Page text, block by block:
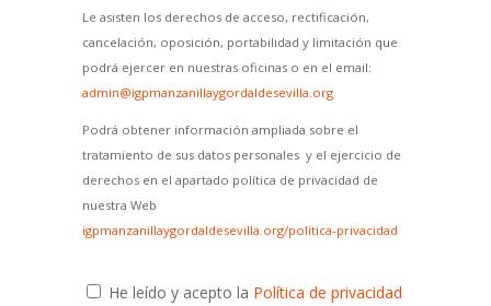
Le asisten los derechos de acceso, rectificación,
cancelación, oposición, portabilidad y limitación que
podrá ejercer en nuestras oficinas o en el email:
admin@igpmanzanillaygordaldesevilla.org
Podrá obtener información ampliada sobre el
tratamiento de sus datos personales y el ejercicio de
derechos en el apartado política de privacidad de
nuestra Web
igpmanzanillaygordaldesevilla.org/politica-privacidad
He leído y acepto la Política de privacidad